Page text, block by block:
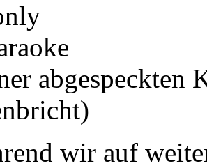
abgespeckten
wir auf